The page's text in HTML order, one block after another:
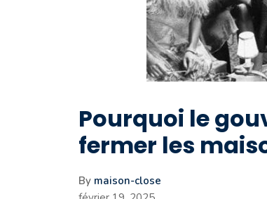
Pourquoi le
fermer les
By maison-close